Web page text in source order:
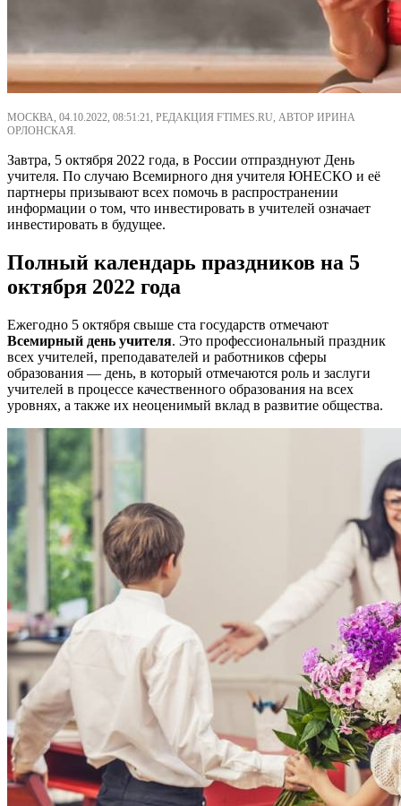
МОСКВА, 04.10.2022, 08:51:21, РЕДАКЦИЯ FTIMES.RU, АВТОР ИРИНА
ОРЛОНСКАЯ.
Завтра, 5 октября 2022 года, в России отпразднуют День
учителя. По случаю Всемирного дня учителя ЮНЕСКО и её
партнеры призывают всех помочь в распространении
информации о том, что инвестировать в учителей означает
инвестировать в будущее.
Полный календарь праздников на 5
октября 2022 года
Ежегодно 5 октября свыше ста государств отмечают
Всемирный день учителя. Это профессиональный праздник
всех учителей, преподавателей и работников сферы
образования — день, в который отмечаются роль и заслуги
учителей в процессе качественного образования на всех
уровнях, а также их неоценимый вклад в развитие общества.